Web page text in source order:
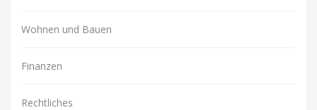
Wohnen und Bauen
Finanzen
Rechtliches